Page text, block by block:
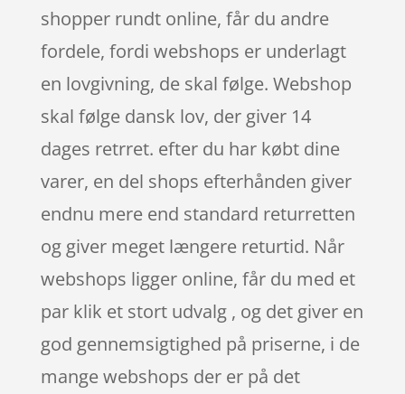
shopper rundt online, får du andre
fordele, fordi webshops er underlagt
en lovgivning, de skal følge. Webshop
skal følge dansk lov, der giver 14
dages retrret. efter du har købt dine
varer, en del shops efterhånden giver
endnu mere end standard returretten
og giver meget længere returtid. Når
webshops ligger online, får du med et
par klik et stort udvalg , og det giver en
god gennemsigtighed på priserne, i de
mange webshops der er på det